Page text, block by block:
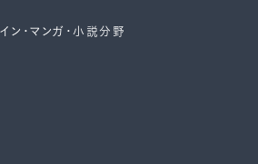
ン・マンガ・小説分野